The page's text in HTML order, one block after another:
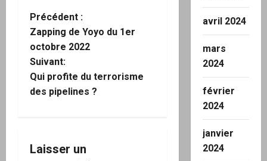
N
a
v
i
a
Précédent :
Zapping de Yoyo du 1er
octobre 2022
Suivant:
Qui profite du terrorisme
des pipelines ?
Laisser un
avril 2024
mars
2024
février
2024
janvier
2024